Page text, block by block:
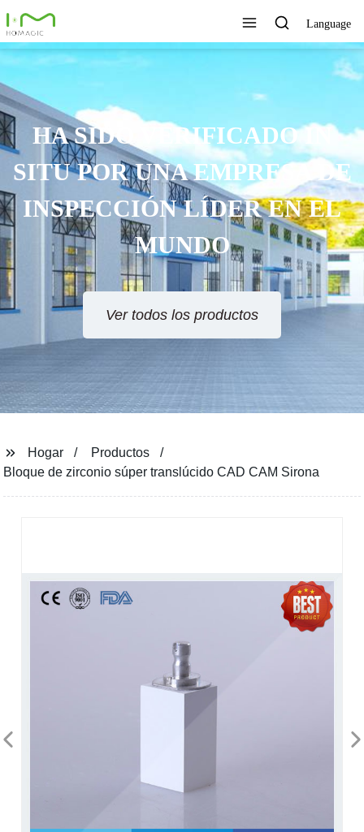
Language
HA SIDO VERIFICADO IN
SITU POR UNA EMPRESA DE
INSPECCIÓN LÍDER EN EL
MUNDO
Ver todos los productos
Hogar
Productos
Bloque de zirconio súper translúcido CAD CAM Sirona